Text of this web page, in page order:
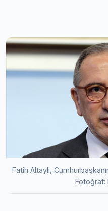
Fatih Altaylı,
Fotoğraf: